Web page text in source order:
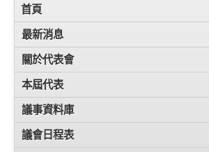
首頁
最新消息
關於代表會
本屆代表
議事資料庫
議會日程表